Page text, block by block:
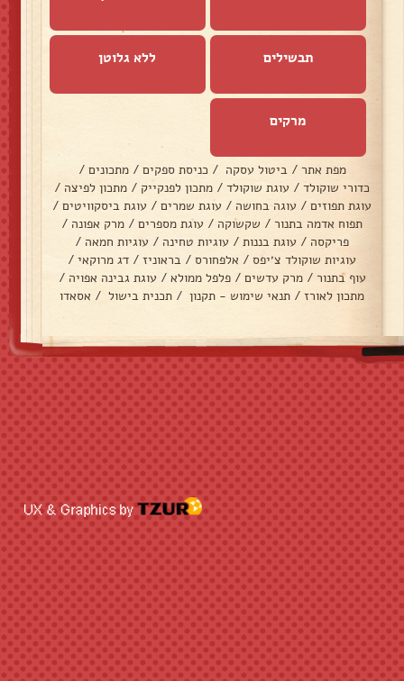
תבשילים ללא גלוטן
מרקים
מפת אתר / ביטול עסקה / כניסת ספקים / מתכונים /
כדורי שוקולד / עוגת שוקולד / מתכון לפנקייק / מתכון לפיצה /
עוגת תפוזים / עוגה בחושה / עוגת שמרים / עוגת ביסקוויטים /
תפוח אדמה בתנור / שקשוקה / עוגת מספרים / מרק אפונה /
פריקסה / עוגת בננות / עוגיות טחינה / עוגיות חמאה /
עוגיות שוקולד צ׳יפס / אלפחורס / בראוניז / דג מרוקאי /
עוף בתנור / מרק עדשים / פלפל ממולא / עוגת גבינה אפויה /
מתכון לאורז / תנאי שימוש - תקנון / תכנית בישול / אסאדו